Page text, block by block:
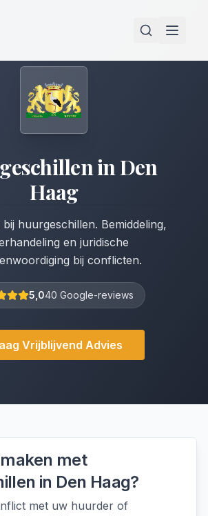
inDen
Haag
bij huurgeschillen. Bemiddeling,
en juridische
bij conflicten.
5,040 Google-reviews
Vrijblijvend Advies
met
in Den Haag?
met uw huurder of